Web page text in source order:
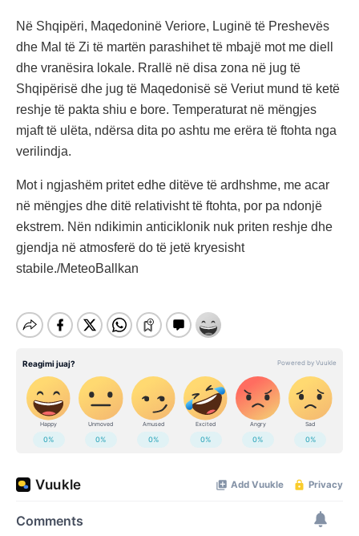
Në Shqipëri, Maqedoninë Veriore, Luginë të Preshevës
dhe Mal të Zi të martën parashihet të mbajë mot me diell
dhe vranësira lokale. Rrallë në disa zona në jug të
Shqipërisë dhe jug të Maqedonisë së Veriut mund të ketë
reshje të pakta shiu e bore. Temperaturat në mëngjes
mjaft të ulëta, ndërsa dita po ashtu me erëra të ftohta nga
verilindja.
Mot i ngjashëm pritet edhe ditëve të ardhshme, me acar
në mëngjes dhe ditë relativisht të ftohta, por pa ndonjë
ekstrem. Nën ndikimin anticiklonik nuk priten reshje dhe
gjendja në atmosferë do të jetë kryesisht
stabile./MeteoBallkan